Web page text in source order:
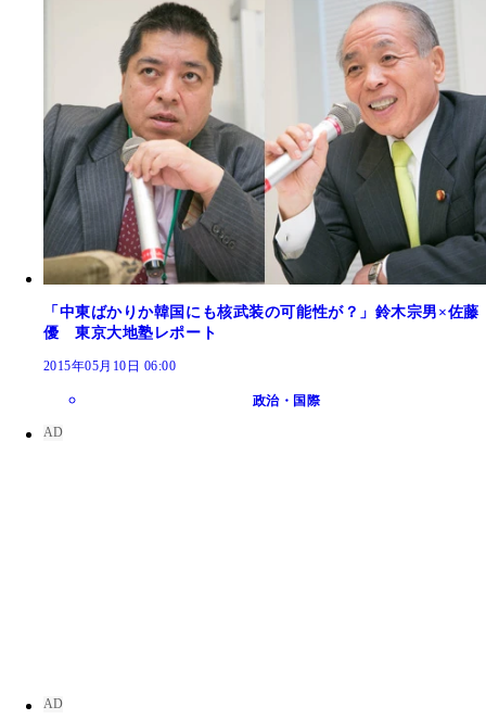
「中東ばかりか韓国にも核武装の可能性が？」鈴木宗男×佐藤
優 東京大地塾レポート
2015年05月10日 06:00
政治・国際